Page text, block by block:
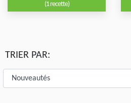
(1 recette)
TRIER PAR: